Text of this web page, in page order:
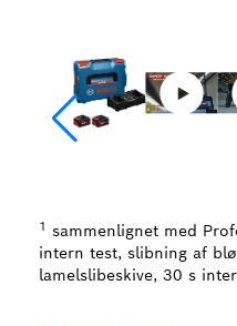
1 sammenlignet med
intern test, slibning af
lamelslibeskive, 30 s